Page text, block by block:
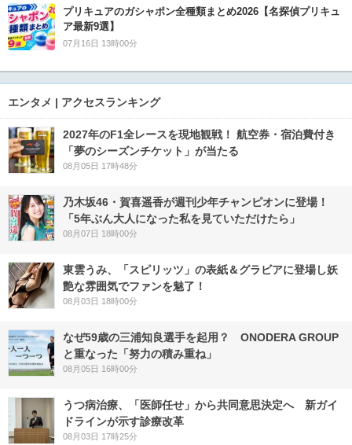
プリキュアのガシャポン全種類まとめ2026【名探偵プリキュ
ア最新9選】
07月16日 13時00分
エンタメ | アクセスランキング
2027年のF1全レースを現地観戦！ 航空券・宿泊費付き
「夢のシーズンチケット」が当たる
08月05日 17時48分
乃木坂46・賀喜遥香が週刊少年チャンピオンに登場！
「5年ぶん大人になった私を見ていただけたら」
08月07日 18時00分
東雲うみ、「スピリッツ」の表紙＆グラビアに登場し妖
艶な雰囲気でファンを魅了！
08月03日 18時00分
なぜ59歳の三浦知良選手を起用？ ONODERA GROUP
と重なった「努力の積み重ね」
08月05日 16時00分
うつ病治療、「医師任せ」から共同意思決定へ 新ガイ
ドラインが示す診療改革
08月03日 17時25分